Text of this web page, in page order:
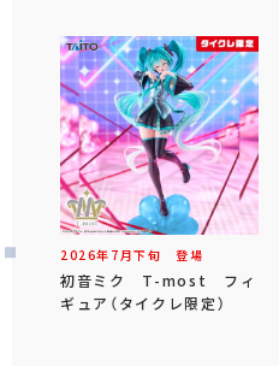
2026年 7 月下旬 登場
初音ミク T-most フィ
ギュア（タイクレ限定）